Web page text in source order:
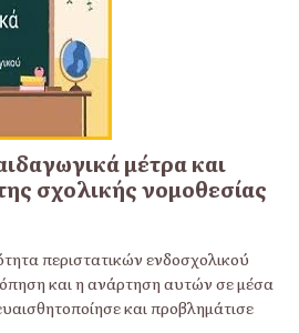
μέτρα και
σχολικής νομοθεσίας
περιστατικών ενδοσχολικού
και η ανάρτηση αυτών σε μέσα
και προβλημάτισε